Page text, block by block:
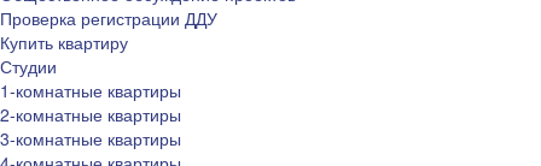
Проверка регистрации ДДУ
Купить квартиру
Студии
1-комнатные квартиры
2-комнатные квартиры
3-комнатные квартиры